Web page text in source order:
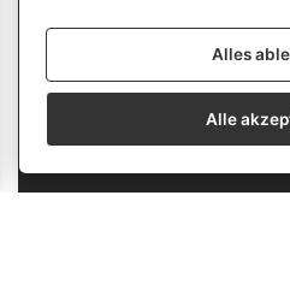
ich eine
Tierpfleger/in EFZ?»
Gespräch nicht als
werden keine
erhoben oder
Alles
Alle